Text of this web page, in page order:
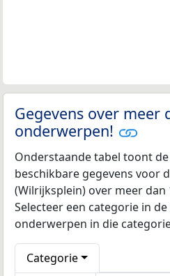
Gegevens over meer
onderwerpen!
Onderstaande tabel toont
beschikbare gegevens voor
(Wilrijksplein) over meer
Selecteer een categorie in
onderwerpen in die
Categorie